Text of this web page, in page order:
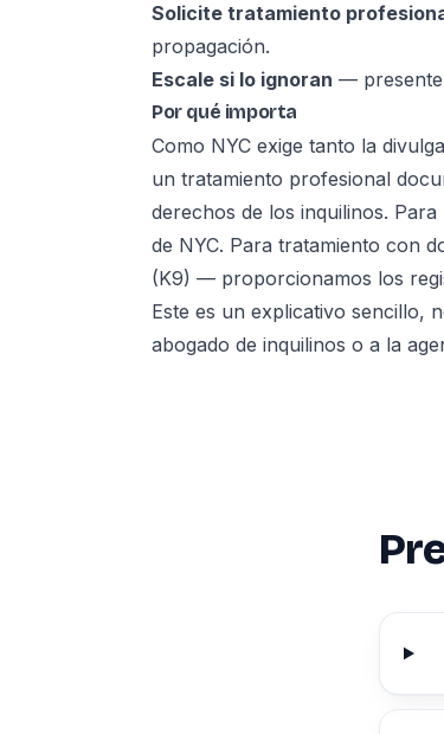
Solicite tratamiento
propagación.
Escale si lo ignoran — presente
Por qué importa
Como NYC exige tanto la
un tratamiento profesional
derechos de los inquilinos.
de NYC. Para tratamiento con
(K9) — proporcionamos los
Este es un explicativo sencillo,
abogado de inquilinos o a la